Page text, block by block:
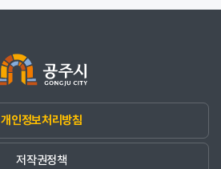
개인정보처리방침
저작권정책